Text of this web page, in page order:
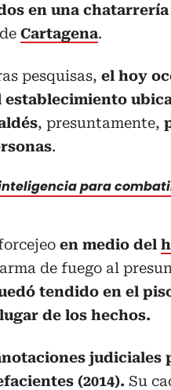
en una
Cartagena.
pesquisas, el hoy
, presuntamente,
.
para
en medio del
de fuego al
tendido en el
de los hechos.
(2014). Su